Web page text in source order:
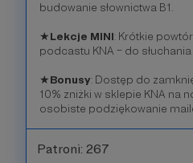
budowanie słownictwa B1.
★Lekcje MINI: Krótkie
podcastu KNA – do słuchania
★Bonusy: Dostęp do
10% zniżki w sklepie KNA na
osobiste podziękowanie
Patroni: 267